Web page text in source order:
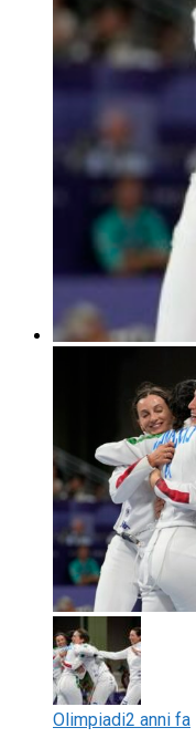
Olimpiadi2 anni fa